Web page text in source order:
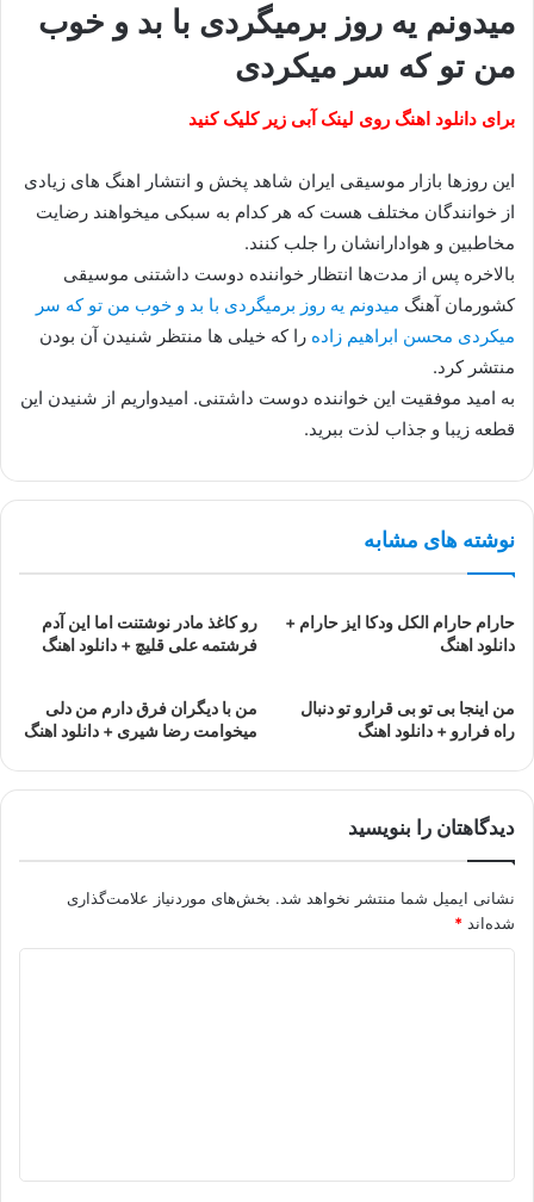
میدونم یه روز برمیگردی با بد و خوب
من تو که سر میکردی
برای دانلود اهنگ روی لینک آبی زیر کلیک کنید
این روزها بازار موسیقی ایران شاهد پخش و انتشار اهنگ های زیادی
از خوانندگان مختلف هست که هر کدام به سبکی میخواهند رضایت
مخاطبین و هوادارانشان را جلب کنند.
بالاخره پس از مدت‌ها انتظار خواننده دوست داشتنی موسیقی
کشورمان آهنگ میدونم یه روز برمیگردی با بد و خوب من تو که سر
میکردی محسن ابراهیم زاده را که خیلی ها منتظر شنیدن آن بودن
منتشر کرد.
به امید موفقیت این خواننده دوست داشتنی. امیدواریم از شنیدن این
قطعه زیبا و جذاب لذت ببرید.
نوشته های مشابه
حارام حارام الکل ودکا ایز حارام +
دانلود اهنگ
رو کاغذ مادر نوشتنت اما این آدم
فرشتمه علی قلیچ + دانلود اهنگ
من اینجا بی تو بی قرارو تو دنبال
راه فرارو + دانلود اهنگ
من با دیگران فرق دارم من دلی
میخوامت رضا شیری + دانلود اهنگ
دیدگاهتان را بنویسید
نشانی ایمیل شما منتشر نخواهد شد. بخش‌های موردنیاز علامت‌گذاری
شده‌اند *
*